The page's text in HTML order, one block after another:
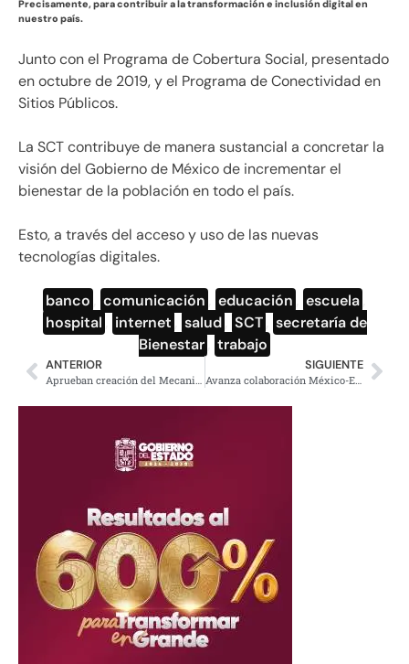
Precisamente, para contribuir a la transformación e inclusión digital en
nuestro país.
Junto con el Programa de Cobertura Social, presentado
en octubre de 2019, y el Programa de Conectividad en
Sitios Públicos.
La SCT contribuye de manera sustancial a concretar la
visión del Gobierno de México de incrementar el
bienestar de la población en todo el país.
Esto, a través del acceso y uso de las nuevas
tecnologías digitales.
banco comunicación educación escuela
hospital
internet salud SCT
secretaría de
Bienestar
trabajo
ANTERIOR SIGUIENTE
Avanza colaboración México-EU en materia de seguridad